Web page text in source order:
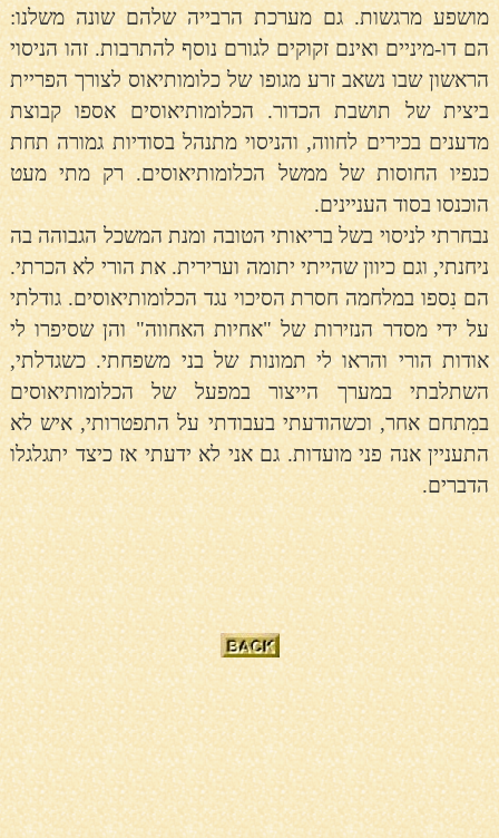
מושפע מרגשות. גם מערכת הרבייה שלהם שונה משלנו:
הם דו-מיניים ואינם זקוקים לגורם נוסף להתרבות. זהו הניסוי
הראשון שבו נשאב זרע מגופו של כלומותיאוס לצורך הפריית
ביצית של תושבת הכדור. הכלומותיאוסים אספו קבוצת
מדענים בכירים לחווה, והניסוי מתנהל בסודיות גמורה תחת
כנפיו החוסות של ממשל הכלומותיאוסים. רק מתי מעט
הוכנסו בסוד העניינים.
נבחרתי לניסוי בשל בריאותי הטובה ומנת המשכל הגבוהה בה
ניחנתי, וגם כיוון שהייתי יתומה וערירית. את הורי לא הכרתי.
הם נִספו במלחמה חסרת הסיכוי נגד הכלומותיאוסים. גודלתי
על ידי מסדר הנזירות של "אחיות האחווה" והן שסיפרו לי
אודות הורי והראו לי תמונות של בני משפחתי. כשגדלתי,
השתלבתי במערך הייצור במפעל של הכלומותיאוסים
במִתחם אחר, וכשהודעתי בעבודתי על התפטרותי, איש לא
התעניין אנה פני מועדות. גם אני לא ידעתי אז כיצד יתגלגלו
הדברים.